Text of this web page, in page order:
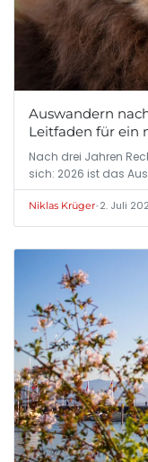
Auswandern
Leitfaden für ein
Nach drei Jahren
sich: 2026 ist das
Niklas Krüger•2. Juli